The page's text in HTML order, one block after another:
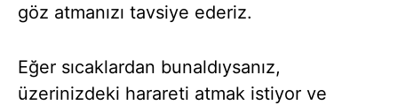
göz atmanızı tavsiye ederiz.
Eğer sıcaklardan bunaldıysanız,
üzerinizdeki harareti atmak istiyor ve